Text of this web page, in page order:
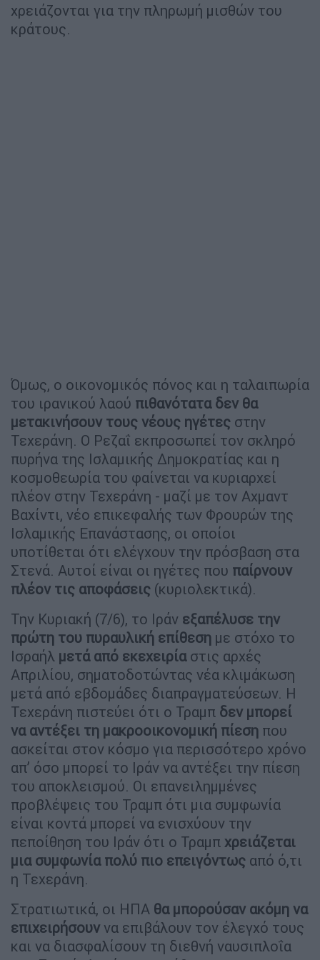
χρειάζονται για την πληρωμή μισθών του
κράτους.
Όμως, ο οικονομικός πόνος και η ταλαιπωρία
του ιρανικού λαού πιθανότατα δεν θα
μετακινήσουν τους νέους ηγέτες στην
Τεχεράνη. Ο Ρεζαΐ εκπροσωπεί τον σκληρό
πυρήνα της Ισλαμικής Δημοκρατίας και η
κοσμοθεωρία του φαίνεται να κυριαρχεί
πλέον στην Τεχεράνη - μαζί με τον Αχμαντ
Βαχίντι, νέο επικεφαλής των Φρουρών της
Ισλαμικής Επανάστασης, οι οποίοι
υποτίθεται ότι ελέγχουν την πρόσβαση στα
Στενά. Αυτοί είναι οι ηγέτες που παίρνουν
πλέον τις αποφάσεις (κυριολεκτικά).
Την Κυριακή (7/6), το Ιράν εξαπέλυσε την
πρώτη του πυραυλική επίθεση με στόχο το
Ισραήλ μετά από εκεχειρίαστις αρχές
Απριλίου, σηματοδοτώντας νέα κλιμάκωση
μετά από εβδομάδες διαπραγματεύσεων. Η
Τεχεράνη πιστεύει ότι ο Τραμπ δεν μπορεί
να αντέξει τη μακροοικονομική πίεση που
ασκείται στον κόσμο για περισσότερο χρόνο
απ’ όσο μπορεί το Ιράν να αντέξει την πίεση
του αποκλεισμού. Οι επανειλημμένες
προβλέψεις του Τραμπ ότι μια συμφωνία
είναι κοντά μπορεί να ενισχύουν την
πεποίθηση του Ιράν ότι ο Τραμπ χρειάζεται
μια συμφωνία πολύ πιο επειγόντως από ό,τι
η Τεχεράνη.
Στρατιωτικά, οι ΗΠΑ θα μπορούσαν ακόμη να
επιχειρήσουν να επιβάλουν τον έλεγχό τους
και να διασφαλίσουν τη διεθνή ναυσιπλοΐα